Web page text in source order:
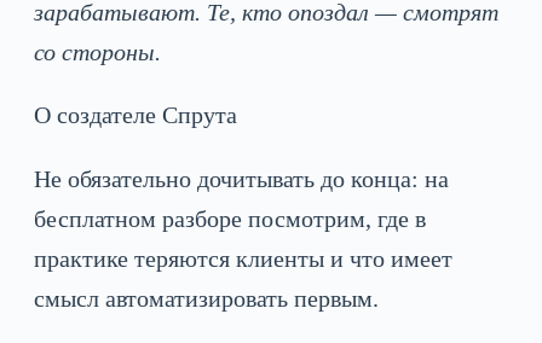
зарабатывают. Те, кто опоздал — смотрят
со стороны.
О создателе Спрута
Не обязательно дочитывать до конца: на
бесплатном разборе посмотрим, где в
практике теряются клиенты и что имеет
смысл автоматизировать первым.